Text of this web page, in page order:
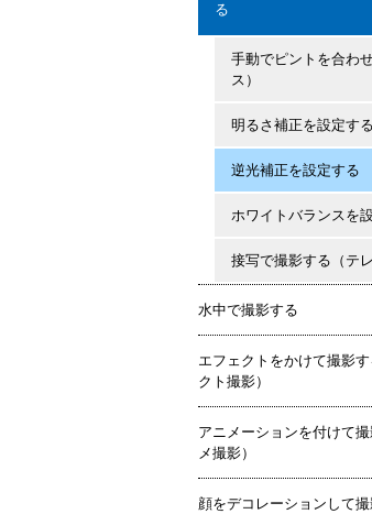
る
手動でピントを合わ
ス）
明るさ補正を設定する
逆光補正を設定する
ホワイトバランスを
接写で撮影する（テレ
水中で撮影する
エフェクトをかけて撮影
クト撮影）
アニメーションを付けて
メ撮影）
顔をデコレーションして